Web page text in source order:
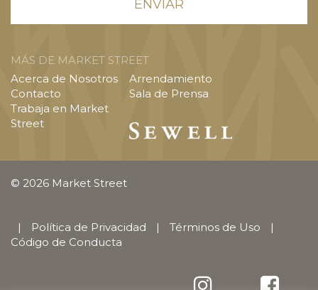
MÁS DE MARKET STREET
Acerca de Nosotros
Contacto
Trabaja en Market
Street
Arrendamiento
Sala de Prensa
© 2026 Market Street
| Política de Privacidad | Términos de Uso
|
Código de Conducta